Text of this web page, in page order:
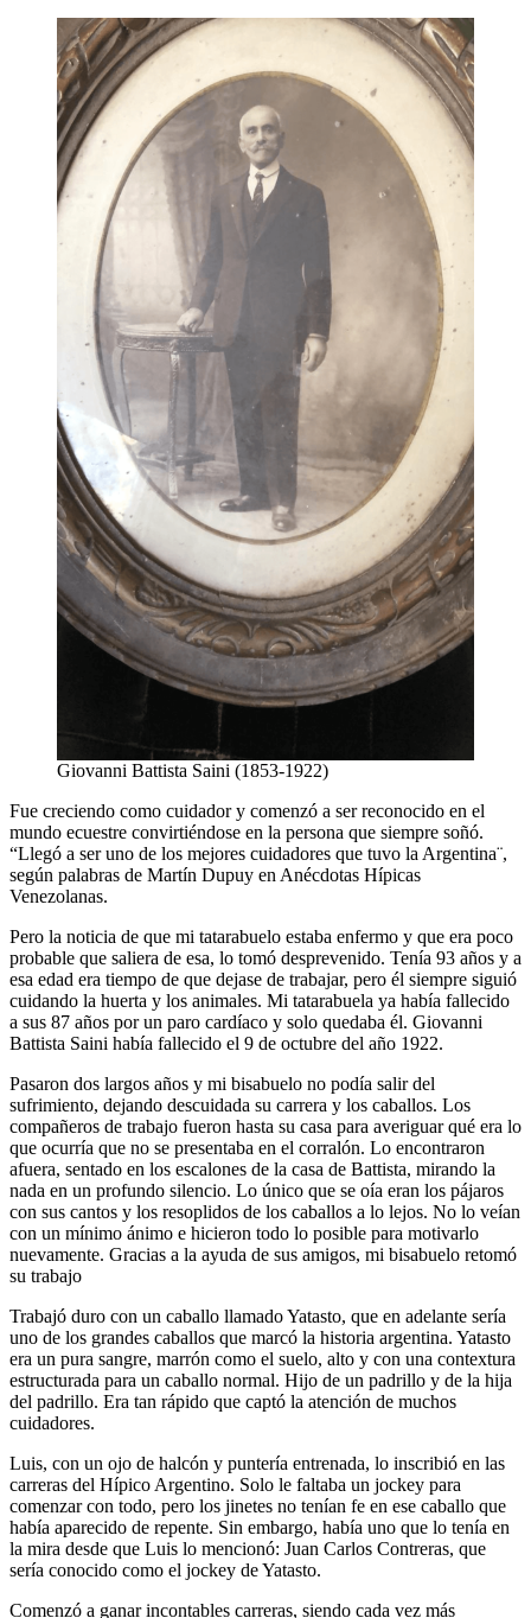
Giovanni Battista Saini (1853-1922)
Fue creciendo como cuidador y comenzó a ser reconocido en el
mundo ecuestre convirtiéndose en la persona que siempre soñó.
“Llegó a ser uno de los mejores cuidadores que tuvo la Argentina¨,
según palabras de Martín Dupuy en Anécdotas Hípicas
Venezolanas.
Pero la noticia de que mi tatarabuelo estaba enfermo y que era poco
probable que saliera de esa, lo tomó desprevenido. Tenía 93 años y a
esa edad era tiempo de que dejase de trabajar, pero él siempre siguió
cuidando la huerta y los animales. Mi tatarabuela ya había fallecido
a sus 87 años por un paro cardíaco y solo quedaba él. Giovanni
Battista Saini había fallecido el 9 de octubre del año 1922.
Pasaron dos largos años y mi bisabuelo no podía salir del
sufrimiento, dejando descuidada su carrera y los caballos. Los
compañeros de trabajo fueron hasta su casa para averiguar qué era lo
que ocurría que no se presentaba en el corralón. Lo encontraron
afuera, sentado en los escalones de la casa de Battista, mirando la
nada en un profundo silencio. Lo único que se oía eran los pájaros
con sus cantos y los resoplidos de los caballos a lo lejos. No lo veían
con un mínimo ánimo e hicieron todo lo posible para motivarlo
nuevamente. Gracias a la ayuda de sus amigos, mi bisabuelo retomó
su trabajo
Trabajó duro con un caballo llamado Yatasto, que en adelante sería
uno de los grandes caballos que marcó la historia argentina. Yatasto
era un pura sangre, marrón como el suelo, alto y con una contextura
estructurada para un caballo normal. Hijo de un padrillo y de la hija
del padrillo. Era tan rápido que captó la atención de muchos
cuidadores.
Luis, con un ojo de halcón y puntería entrenada, lo inscribió en las
carreras del Hípico Argentino. Solo le faltaba un jockey para
comenzar con todo, pero los jinetes no tenían fe en ese caballo que
había aparecido de repente. Sin embargo, había uno que lo tenía en
la mira desde que Luis lo mencionó: Juan Carlos Contreras, que
sería conocido como el jockey de Yatasto.
Comenzó a ganar incontables carreras, siendo cada vez más